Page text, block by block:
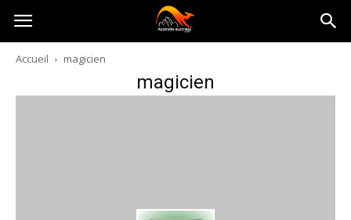
Australia-
australie.com
Accueil magicien
magicien